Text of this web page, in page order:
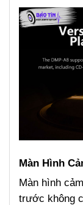
Màn Hình
Màn hình
trước không